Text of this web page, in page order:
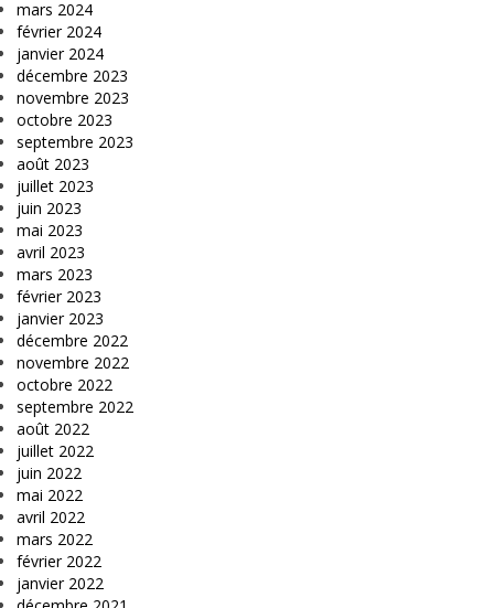
mars 2024
février 2024
janvier 2024
décembre 2023
novembre 2023
octobre 2023
septembre 2023
août 2023
juillet 2023
juin 2023
mai 2023
avril 2023
mars 2023
février 2023
janvier 2023
décembre 2022
novembre 2022
octobre 2022
septembre 2022
août 2022
juillet 2022
juin 2022
mai 2022
avril 2022
mars 2022
février 2022
janvier 2022